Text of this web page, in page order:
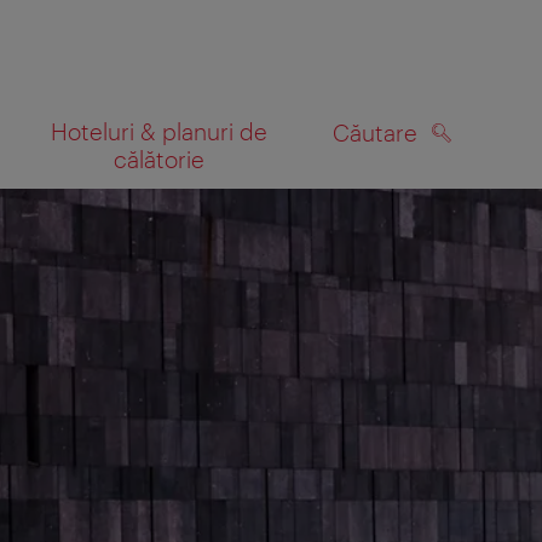
Hoteluri & planuri de
călătorie
Căutare
CĂUTARE